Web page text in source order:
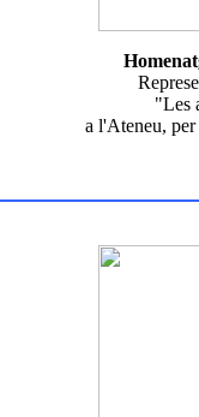
"Les
a l'Ateneu,